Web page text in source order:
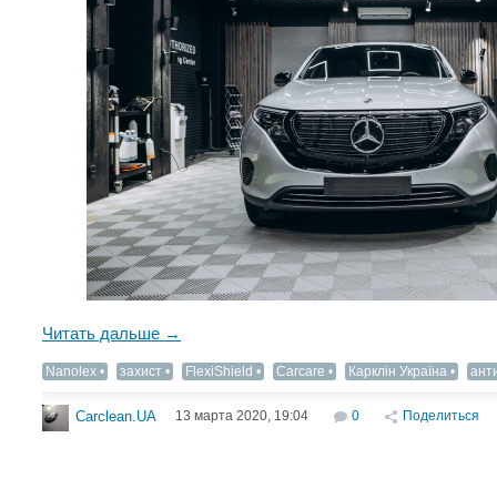
Читать дальше →
Nanolex захист FlexiShield Carcare Карклін Україна
Carclean.UA 13 марта 2020, 19:04 0 Поделиться